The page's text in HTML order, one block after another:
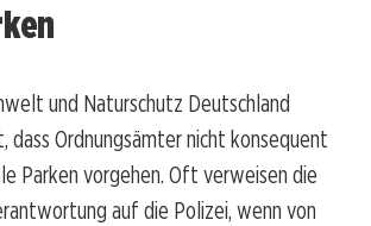
und Naturschutz Deutschland
dass Ordnungsämter nicht konsequent
Parken vorgehen. Oft verweisen die
auf die Polizei, wenn von